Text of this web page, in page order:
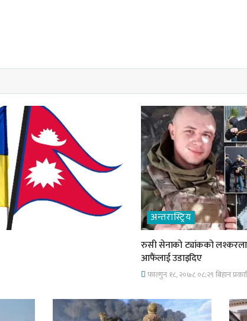
अन्तरास्ट्रिय
रुसी सेनाको ट्यांकको
आफैंलाई उडाइदिए
फाल्गुन १८, २०७८ ०८;२९ बिहान